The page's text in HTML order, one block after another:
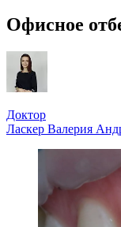
Офисное
Доктор
Ласкер Валерия